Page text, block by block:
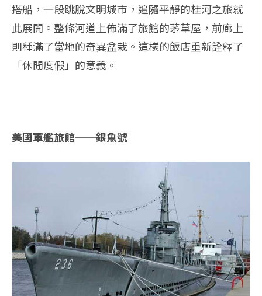
搭船，一段跳脫文明城市，追隨平靜的桂河之旅就
此展開。整條河道上佈滿了旅館的茅草屋，前廊上
則種滿了當地的奇異盆栽。這樣的飯店重新詮釋了
「休閒度假」的意義。
美國軍艦旅館──銀魚號